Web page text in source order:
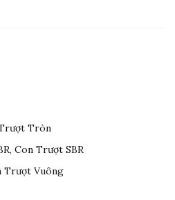
Tròn
Con Trượt SBR
Trượt Vuông